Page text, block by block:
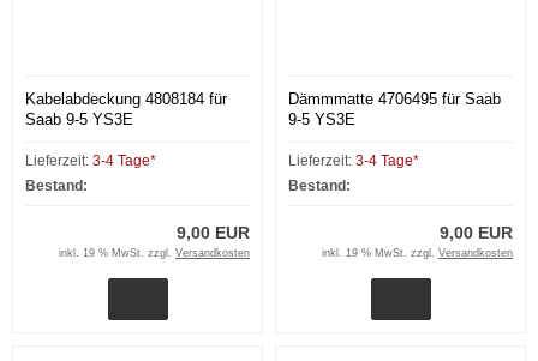
Kabelabdeckung 4808184 für
Saab 9-5 YS3E
Lieferzeit: 3-4 Tage*
Bestand:
9,00 EUR
inkl. 19 % MwSt. zzgl. Versandkosten
Dämmmatte 4706495 für Saab
9-5 YS3E
Lieferzeit: 3-4 Tage*
Bestand:
9,00 EUR
inkl. 19 % MwSt. zzgl. Versandkosten